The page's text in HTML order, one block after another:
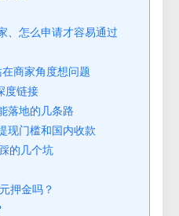
、怎么申请才容易通过
商家角度想问题
度链接
落地的几条路
现门槛和国内收款
的几个坑
押金吗？